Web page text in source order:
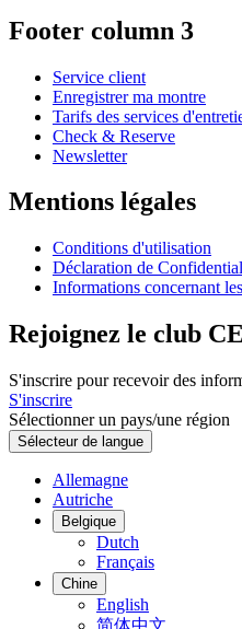
Footer column 3
Service client
Enregistrer ma montre
Tarifs des services
Check & Reserve
Newsletter
Mentions légales
Conditions d'utilisation
Déclaration de
Informations concernant
Rejoignez le club
S'inscrire pour recevoir des
S'inscrire
Sélectionner un pays/une région
Sélecteur de langue
Allemagne
Autriche
Belgique
Dutch
Français
Chine
English